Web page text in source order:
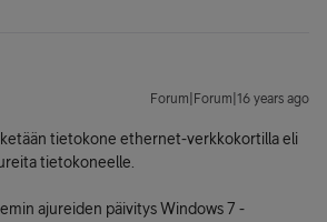
Forum|Forum|16 years ago
tietokone ethernet-verkkokortilla eli
tietokoneelle.
ajureiden päivitys Windows 7 -